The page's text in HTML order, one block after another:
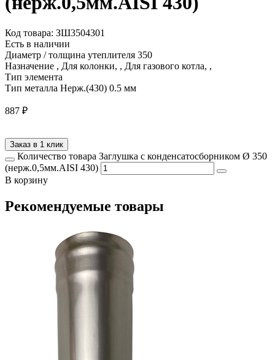
Код товара: ЗШ3504301
Есть в наличии
Диаметр / толщина утеплителя 350
Назначение , Для колонки, , Для газового котла, ,
Тип элемента
Тип металла Нерж.(430) 0.5 мм
887 ₽
Заказ в 1 клик
Количество товара Заглушка с конденсатосборником Ø 350
(нерж.0,5мм.AISI 430)
В корзину
Рекомендуемые товары